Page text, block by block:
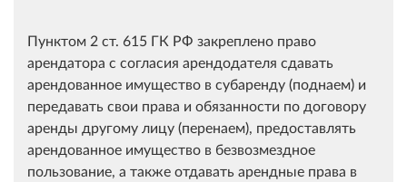
Пунктом 2 ст. 615 ГК РФ закреплено право
арендатора с согласия арендодателя сдавать
арендованное имущество в субаренду (поднаем) и
передавать свои права и обязанности по договору
аренды другому лицу (перенаем), предоставлять
арендованное имущество в безвозмездное
пользование, а также отдавать арендные права в